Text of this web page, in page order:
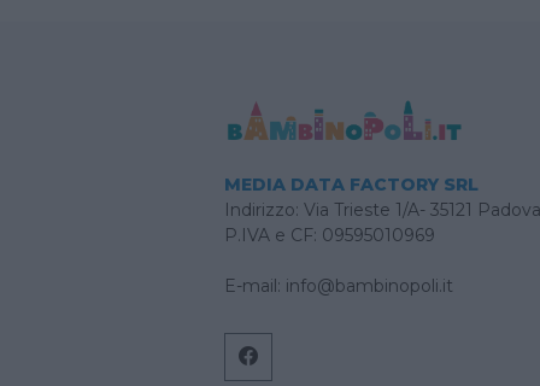
MEDIA DATA FACTORY SRL
Indirizzo: Via Trieste 1/A- 35121 Padova
P.IVA e CF: 09595010969
E-mail: info@bambinopoli.it